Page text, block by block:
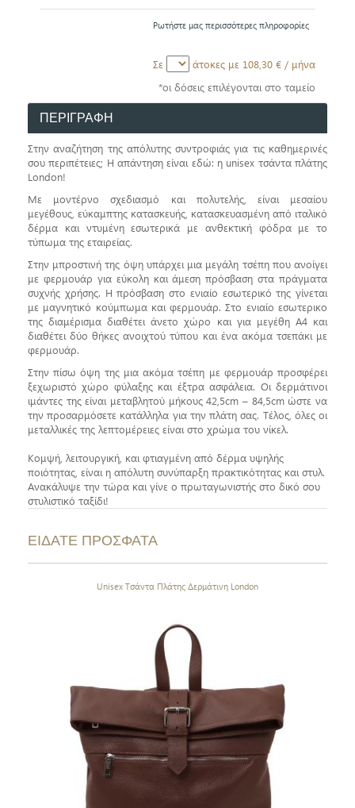
Ρωτήστε μας περισσότερες πληροφορίες
Σε άτοκες με 108,30 € / μήνα
*οι δόσεις επιλέγονται στο ταμείο
ΠΕΡΙΓΡΑΦΗ
Στην αναζήτηση της απόλυτης συντροφιάς για τις καθημερινές
σου περιπέτειες; Η απάντηση είναι εδώ: η unisex τσάντα πλάτης
London!
Με μοντέρνο σχεδιασμό και πολυτελής, είναι μεσαίου
μεγέθους, εύκαμπτης κατασκευής, κατασκευασμένη από ιταλικό
δέρμα και ντυμένη εσωτερικά με ανθεκτική φόδρα με το
τύπωμα της εταιρείας.
Στην μπροστινή της όψη υπάρχει μια μεγάλη τσέπη που ανοίγει
με φερμουάρ για εύκολη και άμεση πρόσβαση στα πράγματα
συχνής χρήσης. Η πρόσβαση στο ενιαίο εσωτερικό της γίνεται
με μαγνητικό κούμπωμα και φερμουάρ. Στο ενιαίο εσωτερικο
της διαμέρισμα διαθέτει άνετο χώρο και για μεγέθη Α4 και
διαθέτει δύο θήκες ανοιχτού τύπου και ένα ακόμα τσεπάκι με
φερμουάρ.
Στην πίσω όψη της μια ακόμα τσέπη με φερμουάρ προσφέρει
ξεχωριστό χώρο φύλαξης και έξτρα ασφάλεια. Οι δερμάτινοι
ιμάντες της είναι μεταβλητού μήκους 42,5cm – 84,5cm ώστε να
την προσαρμόσετε κατάλληλα για την πλάτη σας. Τέλος, όλες οι
μεταλλικές της λεπτομέρειες είναι στο χρώμα του νίκελ.
Κομψή, λειτουργική, και φτιαγμένη από δέρμα υψηλής
ποιότητας, είναι η απόλυτη συνύπαρξη πρακτικότητας και στυλ.
Ανακάλυψε την τώρα και γίνε ο πρωταγωνιστής στο δικό σου
στυλιστικό ταξίδι!
ΕΙΔΑΤΕ ΠΡΟΣΦΑΤΑ
Unisex Τσάντα Πλάτης Δερμάτινη London